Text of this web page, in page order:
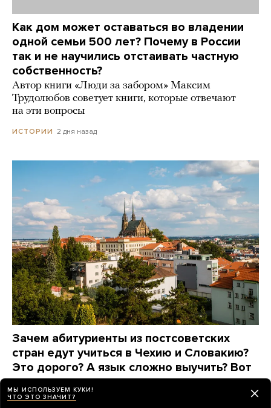
Как дом может оставаться во владении
одной семьи 500 лет? Почему в России
так и не научились отстаивать частную
собственность?
Автор книги «Люди за забором» Максим
Трудолюбов советует книги, которые отвечают
на эти вопросы
ИСТОРИИ 2 дня назад
Зачем абитуриенты из постсоветских
стран едут учиться в Чехию и Словакию?
Это дорого? А язык сложно выучить? Вот
что говорят они сами
ПАРТНЕРСКИЙ МАТЕРИАЛ
МЫ ИСПОЛЬЗУЕМ КУКИ!
ЧТО ЭТО ЗНАЧИТ?